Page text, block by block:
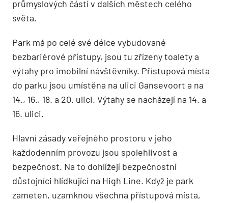
průmyslových částí v dalších městech celého
světa.
Park má po celé své délce vybudované
bezbariérové přístupy, jsou tu zřízeny toalety a
výtahy pro imobilní návštěvníky. Přístupová místa
do parku jsou umístěna na ulici Gansevoort a na
14., 16., 18. a 20. ulici. Výtahy se nacházejí na 14. a
16. ulici.
Hlavní zásady veřejného prostoru v jeho
každodenním provozu jsou spolehlivost a
bezpečnost. Na to dohlížejí bezpečnostní
důstojníci hlídkující na High Line. Když je park
zameten, uzamknou všechna přístupová místa,